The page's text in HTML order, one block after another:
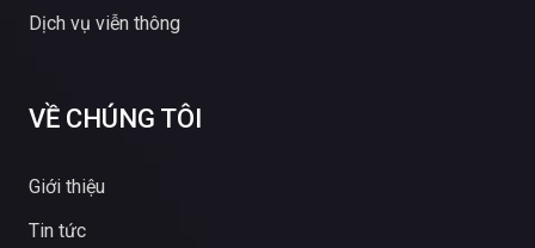
Dịch vụ viễn thông
VỀ CHÚNG TÔI
Giới thiệu
Tin tức